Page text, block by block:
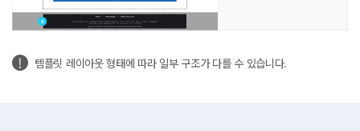
템플릿 레이아웃 형태에 따라 일부 구조가 다를 수 있습니다.